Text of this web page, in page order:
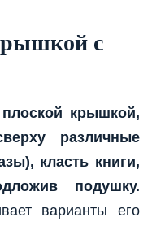
с
крышкой,
различные
класть книги,
подушку.
варианты его